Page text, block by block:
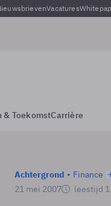
Vacatures
& ToekomstCarrière
Achtergrond Finance
21 mei 2007 leestijd